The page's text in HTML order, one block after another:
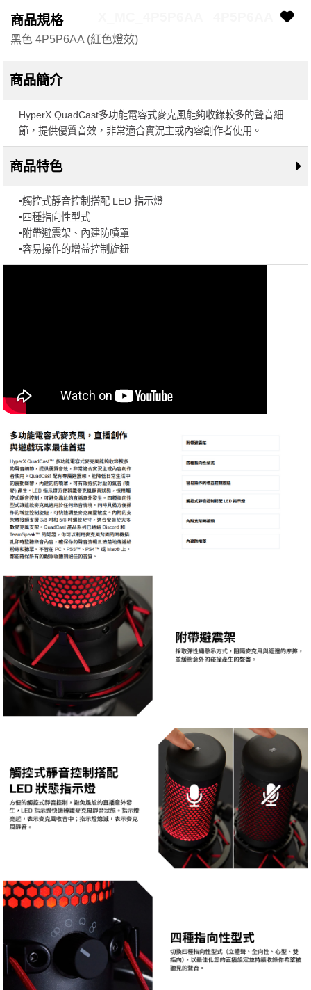
商品規格
黑色 4P5P6AA (紅色燈效)
商品簡介
HyperX QuadCast多功能電容式麥克風能夠收錄較多的聲音細
節，提供優質音效，非常適合實況主或內容創作者使用。
商品特色
•觸控式靜音控制搭配 LED 指示燈
•四種指向性型式
•附帶避震架、內建防噴罩
•容易操作的增益控制旋鈕